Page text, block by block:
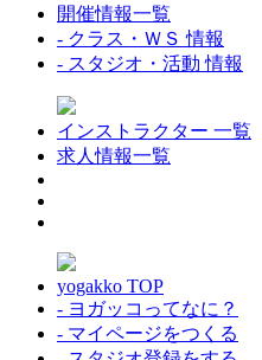
開催情報一覧
- クラス・ＷＳ 情報
- スタジオ・活動 情報
インストラクター 一覧
求人情報一覧
yogakko TOP
- ヨガッコってなに？
- マイページをつくる